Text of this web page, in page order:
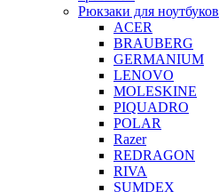
Рюкзаки для ноутбуков
ACER
BRAUBERG
GERMANIUM
LENOVO
MOLESKINE
PIQUADRO
POLAR
Razer
REDRAGON
RIVA
SUMDEX